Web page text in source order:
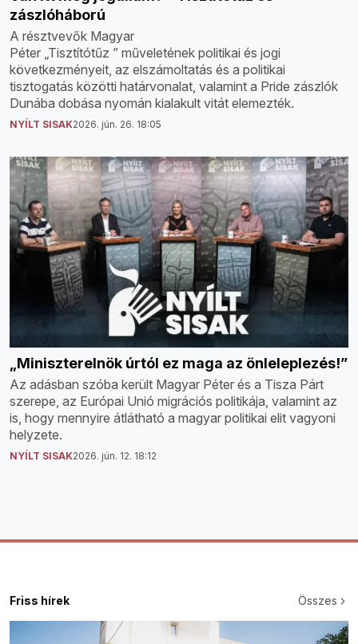
zászlóháború
A résztvevők Magyar
Péter „Tisztítótűz ” műveletének politikai és jogi
következményeit, az elszámoltatás és a politikai
tisztogatás közötti határvonalat, valamint a Pride zászlók
Dunába dobása nyomán kialakult vitát elemezték.
NYÍLT SISAK2026. jún. 26. 18:05
„Miniszterelnök úrtól ez maga az önleleplezés!”
Az adásban szóba került Magyar Péter és a Tisza Párt
szerepe, az Európai Unió migrációs politikája, valamint az
is, hogy mennyire átlátható a magyar politikai elit vagyoni
helyzete.
NYÍLT SISAK2026. jún. 12. 18:12
Friss hírek Összes